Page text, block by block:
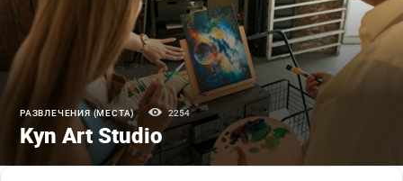
РАЗВЛЕЧЕНИЯ (МЕСТА) 2254
Kyn Art Studio